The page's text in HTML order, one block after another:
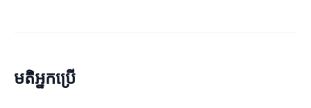
មតិអ្នកប្រើ